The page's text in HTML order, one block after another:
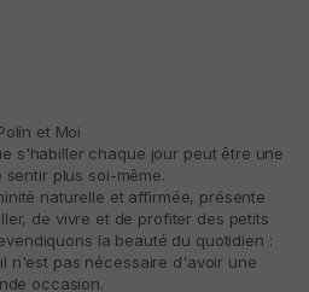
et Moi
s'habiller chaque jour peut être une
plus soi-même.
naturelle et affirmée, présente
de vivre et de profiter des petits
la beauté du quotidien :
n'est pas nécessaire d'avoir une
occasion.